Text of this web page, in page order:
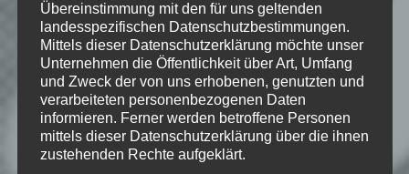
Schreibe einen Kommentar
Deine E-Mail-Adresse wird nicht
veröffentlicht. Erforderliche Felder
sind mit*markiert
Kommentar*
Übereinstimmung mit den für uns geltenden
landesspezifischen Datenschutzbestimmungen.
Mittels dieser Datenschutzerklärung möchte unser
Unternehmen die Öffentlichkeit über Art, Umfang
und Zweck der von uns erhobenen, genutzten und
verarbeiteten personenbezogenen Daten
informieren. Ferner werden betroffene Personen
mittels dieser Datenschutzerklärung über die ihnen
zustehenden Rechte aufgeklärt.